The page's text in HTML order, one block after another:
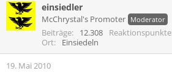
einsiedler
McChrystal's Promoter Moderator
Beiträge 12.308 Reaktionspunkte
Ort
Einsiedeln
19. Mai 2010